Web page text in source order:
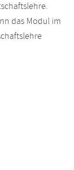
das Modul im